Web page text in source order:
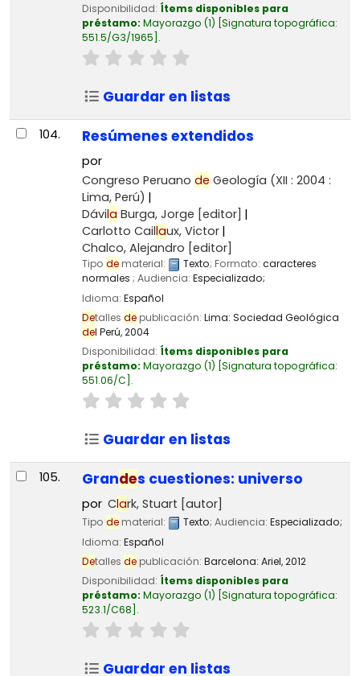
Disponibilidad: Ítems disponibles para
préstamo: Mayorazgo (1) Signatura topográfica:
551.5/G3/1965 .
Guardar en listas
104. Resúmenes extendidos
por
Congreso Peruano de Geología (XII : 2004 :
Lima, Perú)
Dávila Burga, Jorge [editor]
Carlotto Caillaux, Victor
Chalco, Alejandro [editor]
Tipo dematerial: Texto; Formato: caracteres
normales ; Audiencia: Especializado;
Idioma: Español
Detalles depublicación: Lima: Sociedad Geológica
del Perú,2004
Disponibilidad: Ítems disponibles para
préstamo: Mayorazgo (1) Signatura topográfica:
551.06/C .
Guardar en listas
105. Grandes cuestiones: universo
por Clark, Stuart [autor]
Tipo dematerial: Texto; Audiencia: Especializado;
Idioma: Español
Detalles depublicación: Barcelona: Ariel,2012
Disponibilidad: Ítems disponibles para
préstamo: Mayorazgo (1) Signatura topográfica:
523.1/C68 .
Guardar en listas